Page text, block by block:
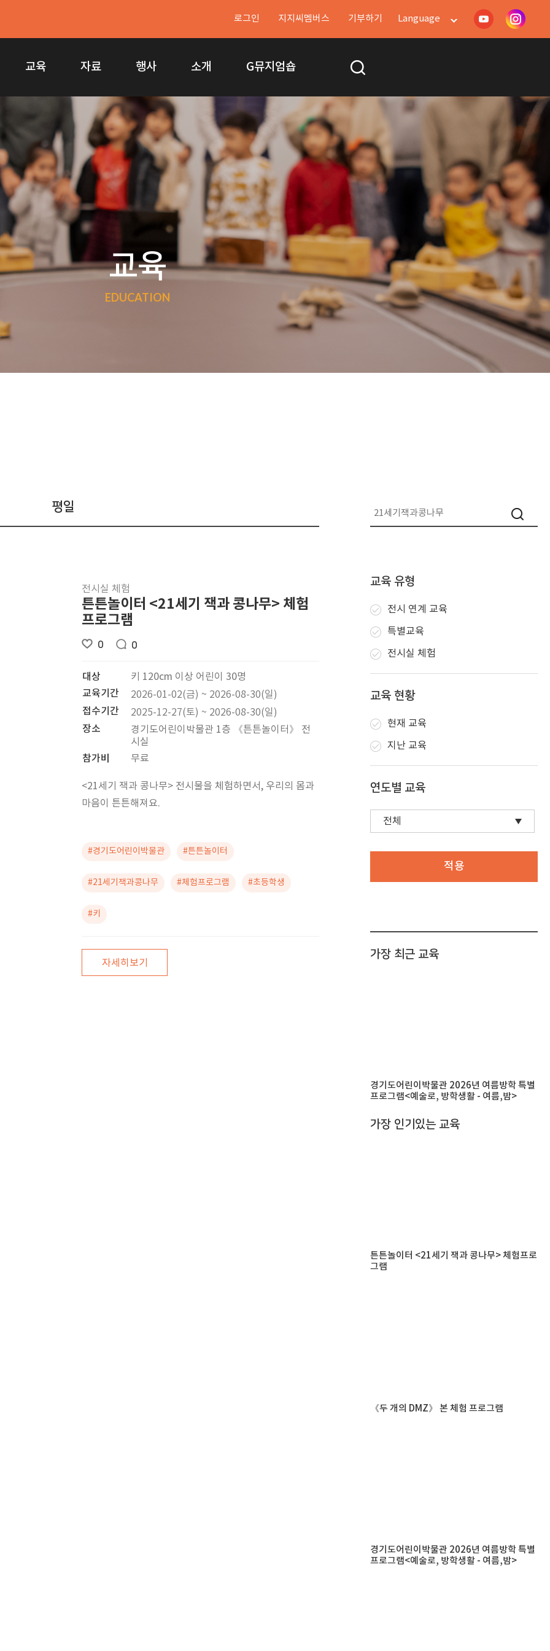
로그인 지지씨멤버스 기부하기 Language
교육 자료 행사 소개 G뮤지엄숍
교육
EDUCATION
평일
전시실 체험
튼튼놀이터 <21세기 잭과 콩나무> 체험
프로그램
0 0
대상
키 120cm 이상 어린이 30명
교육기간
2026-01-02(금) ~ 2026-08-30(일)
접수기간 2025-12-27(토) ~ 2026-08-30(일)
장소
경기도어린이박물관 1층 《튼튼놀이터》 전
시실
참가비
무료
<21세기 잭과 콩나무> 전시물을 체험하면서, 우리의 몸과
마음이 튼튼해져요.
#경기도어린이박물관 #튼튼놀이터
#21세기잭과콩나무 #체험프로그램 #초등학생
#키
자세히보기
교육 유형
전시 연계 교육
특별교육
전시실 체험
교육 현황
현재 교육
지난 교육
연도별 교육
적용
가장 최근 교육
경기도어린이박물관 2026년 여름방학 특별
프로그램<예술로, 방학생활 - 여름,밤>
가장 인기있는 교육
튼튼놀이터 <21세기 잭과 콩나무> 체험프로
그램
《두 개의 DMZ》 본 체험 프로그램
경기도어린이박물관 2026년 여름방학 특별
프로그램<예술로, 방학생활 - 여름,밤>